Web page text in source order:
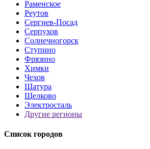
Раменское
Реутов
Сергиев-Посад
Серпухов
Солнечногорск
Ступино
Фрязино
Химки
Чехов
Шатура
Щелково
Электросталь
Другие регионы
Список городов